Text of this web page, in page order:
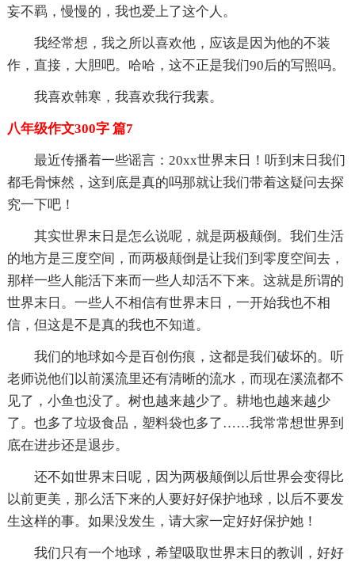
妄不羁，慢慢的，我也爱上了这个人。
我经常想，我之所以喜欢他，应该是因为他的不装
作，直接，大胆吧。哈哈，这不正是我们90后的写照吗。
我喜欢韩寒，我喜欢我行我素。
八年级作文300字 篇7
最近传播着一些谣言：20xx世界末日！听到末日我们
都毛骨悚然，这到底是真的吗那就让我们带着这疑问去探
究一下吧！
其实世界末日是怎么说呢，就是两极颠倒。我们生活
的地方是三度空间，而两极颠倒是让我们到零度空间去，
那样一些人能活下来而一些人却活不下来。这就是所谓的
世界末日。一些人不相信有世界末日，一开始我也不相
信，但这是不是真的我也不知道。
我们的地球如今是百创伤痕，这都是我们破坏的。听
老师说他们以前溪流里还有清晰的流水，而现在溪流都不
见了，小鱼也没了。树也越来越少了。耕地也越来越少
了。也多了垃圾食品，塑料袋也多了……我常常想世界到
底在进步还是退步。
还不如世界末日呢，因为两极颠倒以后世界会变得比
以前更美，那么活下来的人要好好保护地球，以后不要发
生这样的事。如果没发生，请大家一定好好保护她！
我们只有一个地球，希望吸取世界末日的教训，好好